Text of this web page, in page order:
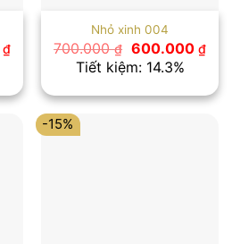
₫Giá
hiện
là:
500.000 ₫.
Nhỏ xinh 004
700.000₫ Giá
gốc
là:
600.000 ₫Giá
hiện
là:
Tiết kiệm: 14.3%
-15%